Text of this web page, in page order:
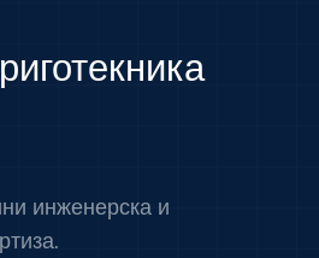
инженерска и